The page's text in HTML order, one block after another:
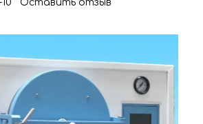
Оставить отзыв